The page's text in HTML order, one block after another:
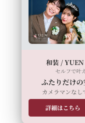
和装 /
セルフで叶
ふたりだけ
カメラマンなし
詳細はこちら